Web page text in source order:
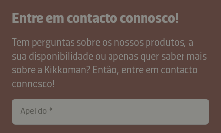
Entre em contacto connosco!
Tem perguntas sobre os nossos produtos, a
sua disponibilidade ou apenas quer saber mais
sobre a Kikkoman? Então, entre em contacto
connosco!
Apelido